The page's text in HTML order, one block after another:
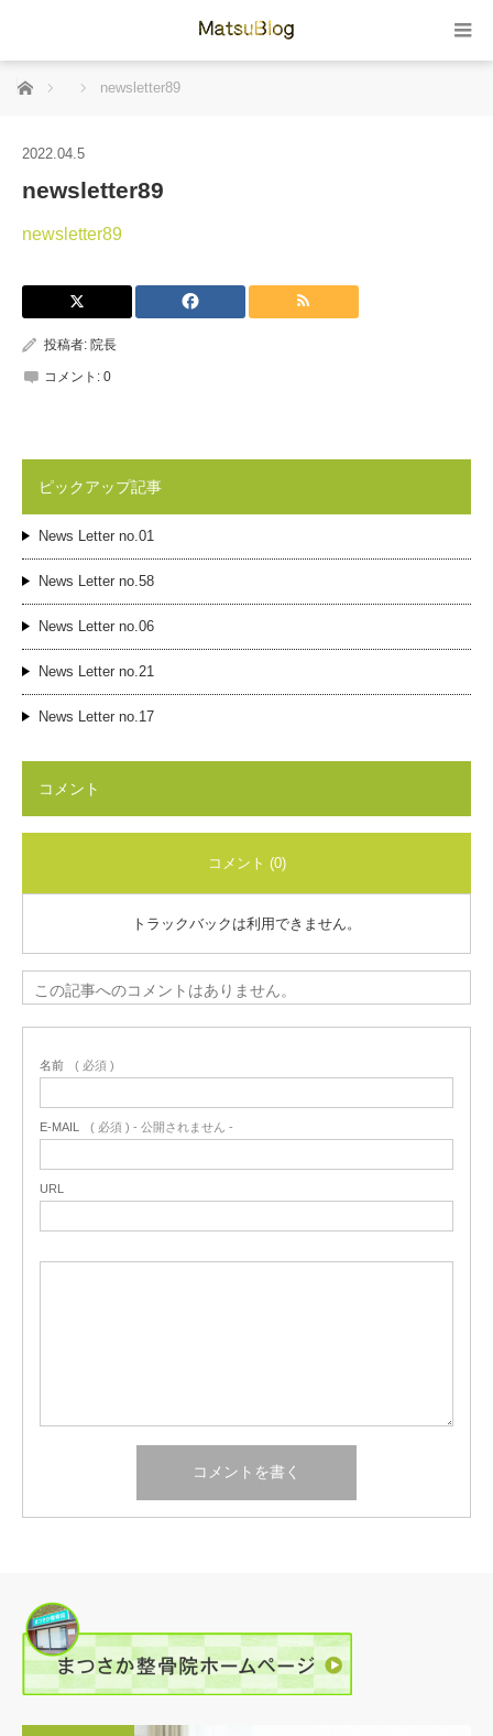
ホーム newsletter89
2022.04.5
newsletter89
newsletter89
投稿者: 院長
コメント: 0
ピックアップ記事
News Letter no.01
News Letter no.58
News Letter no.06
News Letter no.21
News Letter no.17
コメント
コメント (0)
トラックバックは利用できません。
この記事へのコメントはありません。
名前 ( 必須 )
E-MAIL ( 必須 ) - 公開されません -
URL